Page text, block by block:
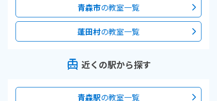
青森市の教室一覧
蓬田村の教室一覧
近くの駅から探す
青森駅の教室一覧